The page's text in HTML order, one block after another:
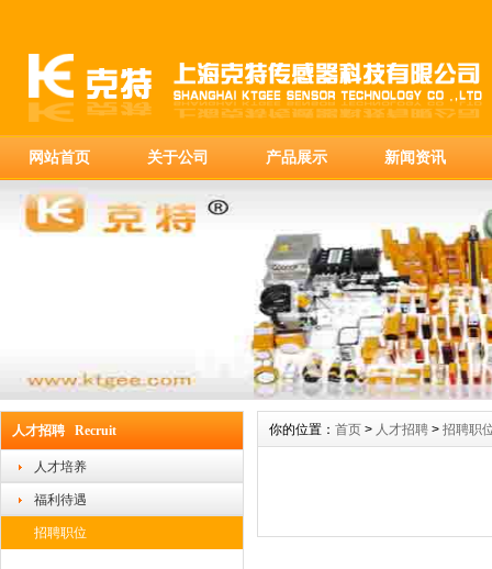
网站首页 关于公司 产品展示 新闻资讯
人才招聘 Recruit
人才培养
福利待遇
招聘职位
你的位置： 首页 > 人才招聘 > 招聘职